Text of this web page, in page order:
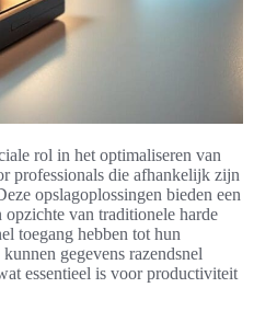
rol in het optimaliseren van
professionals die afhankelijk zijn
opslagoplossingen bieden een
van traditionele harde
toegang hebben tot hun
gegevens razendsnel
essentieel is voor productiviteit